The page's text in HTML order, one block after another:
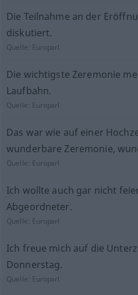
Die Teilnahme an der
diskutiert.
Quelle: Europarl
Die wichtigste Zeremonie
Laufbahn.
Quelle: Europarl
Das war wie auf einer
wunderbare Zeremonie,
Quelle: Europarl
Ich wollte auch gar nicht
Abgeordneter.
Quelle: Europarl
Ich freue mich auf die
Donnerstag.
Quelle: Europarl